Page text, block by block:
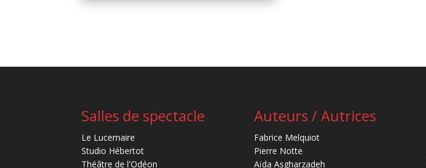
Salles de spectacle
Le Lucernaire
Studio Hébertot
Théâtre de l'Odéon
Auteurs / Autrices
Fabrice Melquiot
Pierre Notte
Aïda Asgharzadeh